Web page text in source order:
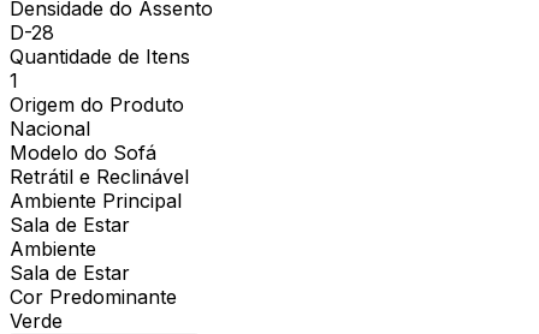
Densidade do Assento
D-28
Quantidade de Itens
1
Origem do Produto
Nacional
Modelo do Sofá
Retrátil e Reclinável
Ambiente Principal
Sala de Estar
Ambiente
Sala de Estar
Cor Predominante
Verde